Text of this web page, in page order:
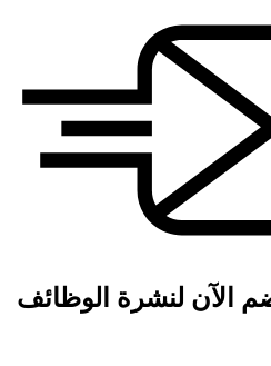
الآن لنشرة الوظائف